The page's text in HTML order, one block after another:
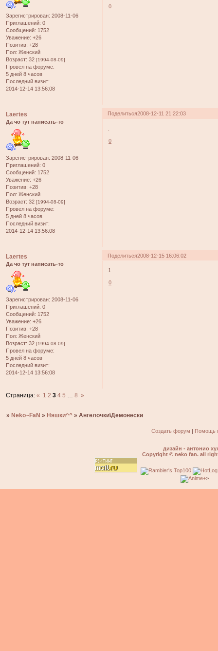
Зарегистрирован: 2008-11-06
Приглашений: 0
Сообщений: 1752
Уважение: +26
Позитив: +28
Пол: Женский
Возраст: 32 [1994-08-09]
Провел на форуме:
5 дней 8 часов
Последний визит:
2014-12-14 13:56:08
0
Поделиться2008-12-11 21:22:03
Laertes
Да чо тут написать-то
Зарегистрирован: 2008-11-06
Приглашений: 0
Сообщений: 1752
Уважение: +26
Позитив: +28
Пол: Женский
Возраст: 32 [1994-08-09]
Провел на форуме:
5 дней 8 часов
Последний визит:
2014-12-14 13:56:08
0
Поделиться2008-12-15 16:06:02
Laertes
Да чо тут написать-то
Зарегистрирован: 2008-11-06
Приглашений: 0
Сообщений: 1752
Уважение: +26
Позитив: +28
Пол: Женский
Возраст: 32 [1994-08-09]
Провел на форуме:
5 дней 8 часов
Последний визит:
2014-12-14 13:56:08
1
0
Страница:« 1 2 3 4 5 8 »
» Neko~FaN » Няшки^^ »Ангелочки\Демонески
Создать форум | Помощь
дизайн - антонио
Copyright © neko fan. all
>